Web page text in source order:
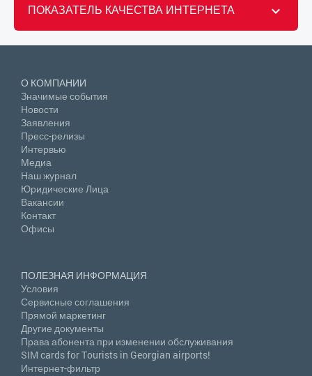
ПОКАЗАТЕЛЬ КАЧЕСТВА ИНТЕРНЕТА
О КОМПАНИИ
Значимые события
Новости
Заявления
Пресс-релизы
Интервью
Медиа
Наш журнал
Юридические Лица
Вакансии
Контакт
Офисы
ПОЛЕЗНАЯ ИНФОРМАЦИЯ
Условия
Сервисные соглашения
Прямой маркетинг
Другие документы
Права абонента при изменении обслуживания
SIM cards for Tourists in Georgian airports!
Интернет-фильтр